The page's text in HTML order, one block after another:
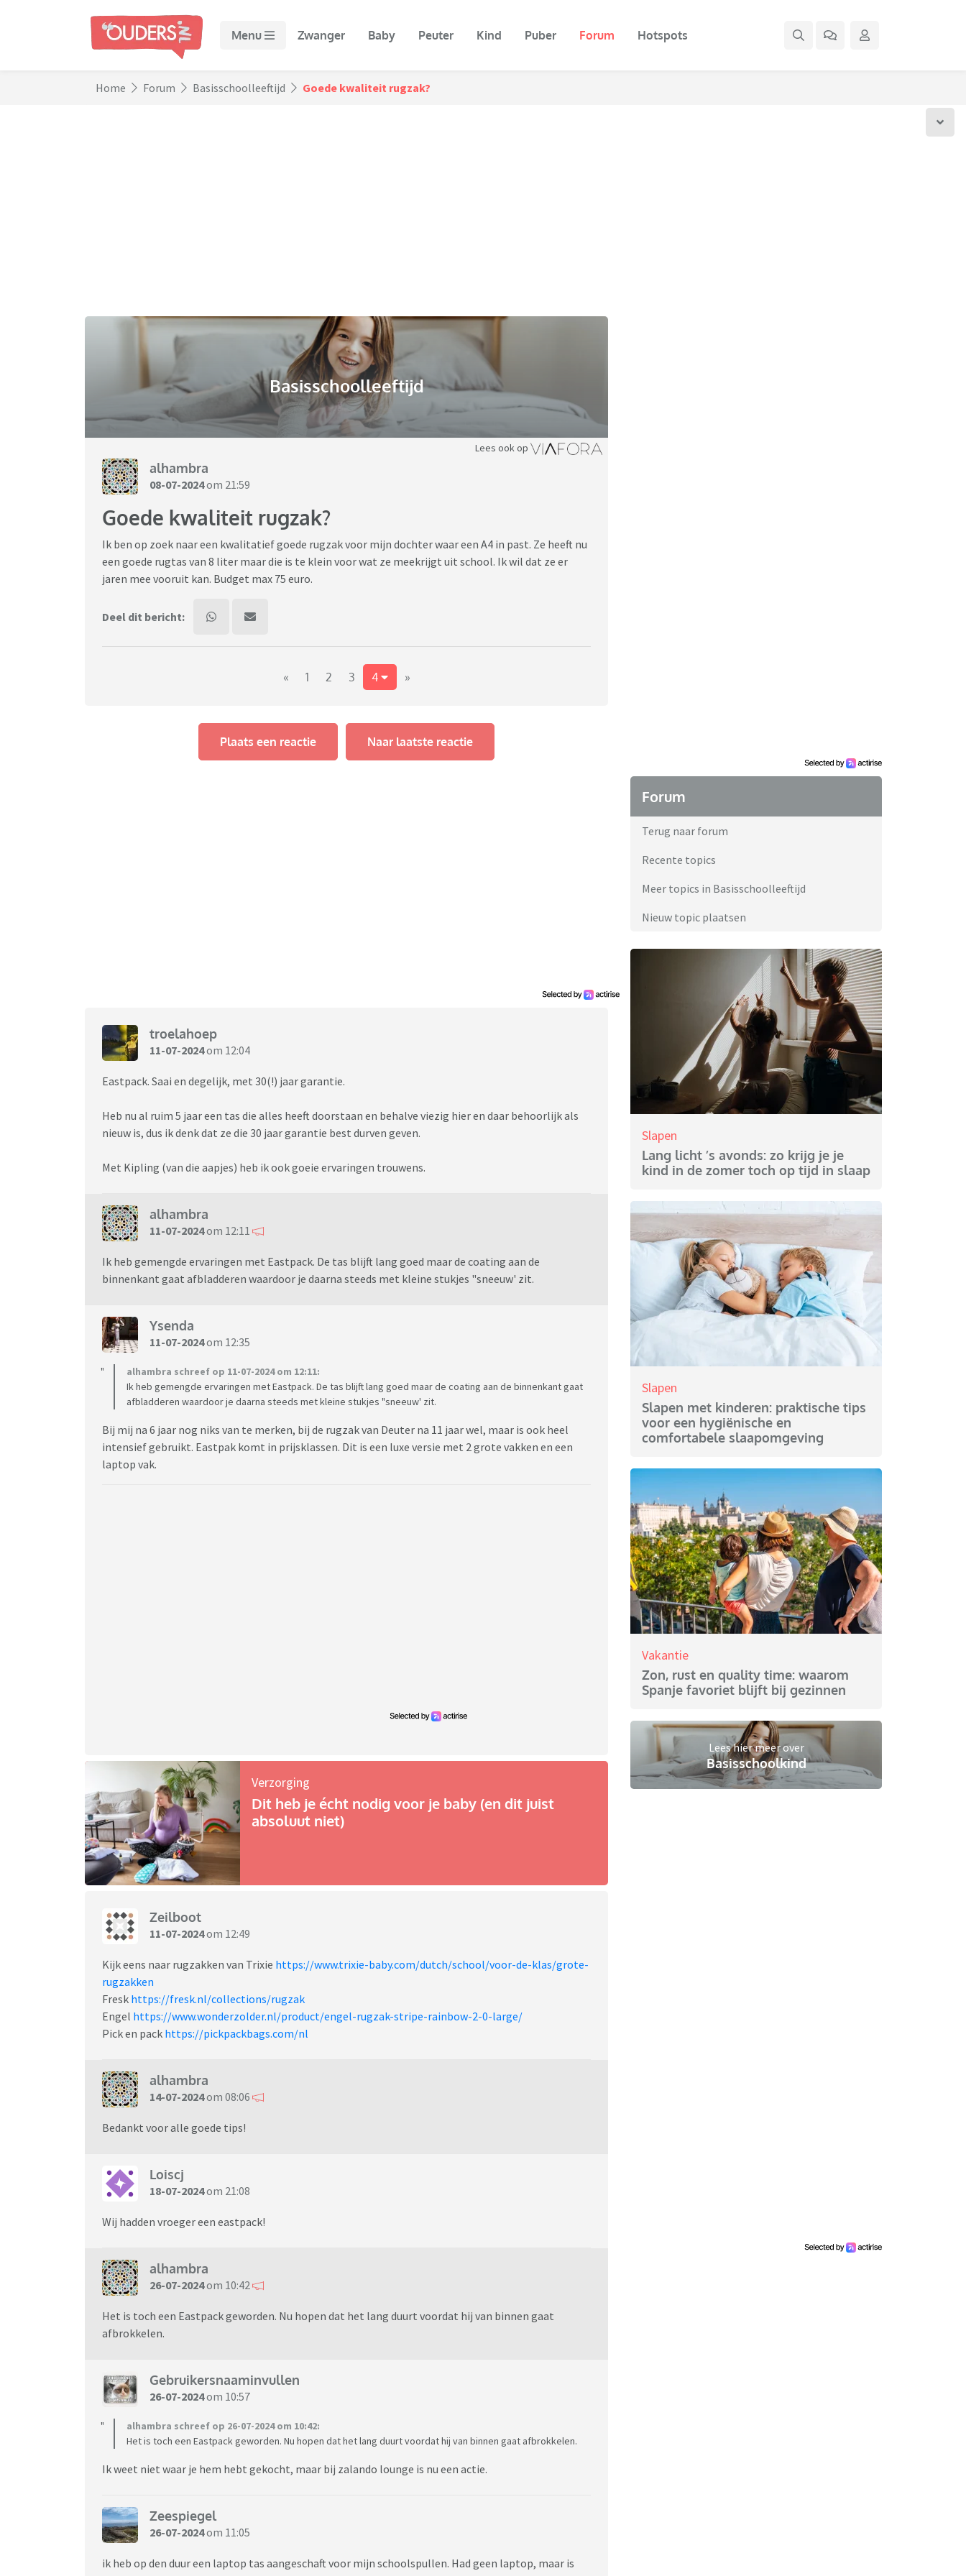
Menu Zwanger Baby Peuter Kind Puber Forum Hotspots
Home Forum Basisschoolleeftijd Goede kwaliteit rugzak?
Basisschoolleeftijd
Lees ook op
alhambra
08-07-2024om 21:59
Goede kwaliteit rugzak?
Ik ben op zoek naar een kwalitatief goede rugzak voor mijn dochter waar een A4 in past. Ze heeft nu
een goede rugtas van 8 liter maar die is te klein voor wat ze meekrijgt uit school. Ik wil dat ze er
jaren mee vooruit kan. Budget max 75 euro.
Deel dit bericht:
« 1 2 3 4 »
Plaats een reactie Naar laatste reactie
troelahoep
11-07-2024om 12:04
Eastpack. Saai en degelijk, met 30(!) jaar garantie.
Heb nu al ruim 5 jaar een tas die alles heeft doorstaan en behalve viezig hier en daar behoorlijk als
nieuw is, dus ik denk dat ze die 30 jaar garantie best durven geven.
Met Kipling (van die aapjes) heb ik ook goeie ervaringen trouwens.
alhambra
11-07-2024om 12:11
Ik heb gemengde ervaringen met Eastpack. De tas blijft lang goed maar de coating aan de
binnenkant gaat afbladderen waardoor je daarna steeds met kleine stukjes "sneeuw' zit.
Ysenda
11-07-2024om 12:35
alhambra schreef op 11-07-2024 om 12:11:
Ik heb gemengde ervaringen met Eastpack. De tas blijft lang goed maar de coating aan de binnenkant gaat
afbladderen waardoor je daarna steeds met kleine stukjes "sneeuw' zit.
Bij mij na 6 jaar nog niks van te merken, bij de rugzak van Deuter na 11 jaar wel, maar is ook heel
intensief gebruikt. Eastpak komt in prijsklassen. Dit is een luxe versie met 2 grote vakken en een
laptop vak.
Verzorging
Dit heb je écht nodig voor je baby (en dit juist
absoluut niet)
Zeilboot
11-07-2024om 12:49
Kijk eens naar rugzakken van Trixie https://www.trixie-baby.com/dutch/school/voor-de-klas/grote-
rugzakken
Fresk https://fresk.nl/collections/rugzak
Engel https://www.wonderzolder.nl/product/engel-rugzak-stripe-rainbow-2-0-large/
Pick en pack https://pickpackbags.com/nl
alhambra
14-07-2024om 08:06
Bedankt voor alle goede tips!
Loiscj
18-07-2024om 21:08
Wij hadden vroeger een eastpack!
alhambra
26-07-2024om 10:42
Het is toch een Eastpack geworden. Nu hopen dat het lang duurt voordat hij van binnen gaat
afbrokkelen.
Gebruikersnaaminvullen
26-07-2024om 10:57
alhambra schreef op 26-07-2024 om 10:42:
Het is toch een Eastpack geworden. Nu hopen dat het lang duurt voordat hij van binnen gaat afbrokkelen.
Ik weet niet waar je hem hebt gekocht, maar bij zalando lounge is nu een actie.
Zeespiegel
26-07-2024om 11:05
ik heb op den duur een laptop tas aangeschaft voor mijn schoolspullen. Had geen laptop, maar is
Forum
Terug naar forum
Recente topics
Meer topics in Basisschoolleeftijd
Nieuw topic plaatsen
Slapen
Lang licht ’s avonds: zo krijg je je
kind in de zomer toch op tijd in slaap
Slapen
Slapen met kinderen: praktische tips
voor een hygiënische en
comfortabele slaapomgeving
Vakantie
Zon, rust en quality time: waarom
Spanje favoriet blijft bij gezinnen
Lees hier meer over
Basisschoolkind